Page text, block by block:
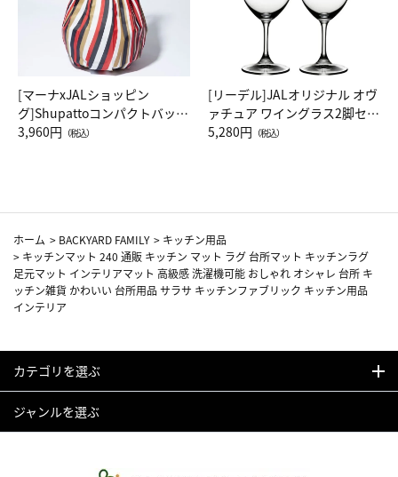
[マーナxJALショッピン
グ]Shupattoコンパクトバッグ
Drop JAL客室乗務員（LC）ス
3,960円 （税込）
[リーデル]JALオリジナル オヴ
ァチュア ワイングラス2脚セッ
ト（レッドワイン）
5,280円 （税込）
ホーム > BACKYARD FAMILY > キッチン用品
> キッチンマット 240 通販 キッチン マット ラグ 台所マット キッチンラグ
足元マット インテリアマット 高級感 洗濯機可能 おしゃれ オシャレ 台所 キ
ッチン雑貨 かわいい 台所用品 サラサ キッチンファブリック キッチン用品
インテリア
カテゴリを選ぶ
ジャンルを選ぶ